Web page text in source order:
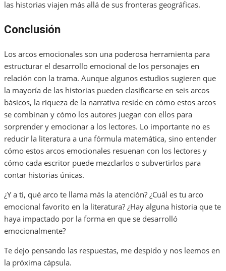
las historias viajen más allá de sus fronteras geográficas.
Conclusión
Los arcos emocionales son una poderosa herramienta para
estructurar el desarrollo emocional de los personajes en
relación con la trama. Aunque algunos estudios sugieren que
la mayoría de las historias pueden clasificarse en seis arcos
básicos, la riqueza de la narrativa reside en cómo estos arcos
se combinan y cómo los autores juegan con ellos para
sorprender y emocionar a los lectores. Lo importante no es
reducir la literatura a una fórmula matemática, sino entender
cómo estos arcos emocionales resuenan con los lectores y
cómo cada escritor puede mezclarlos o subvertirlos para
contar historias únicas.
¿Y a ti, qué arco te llama más la atención? ¿Cuál es tu arco
emocional favorito en la literatura? ¿Hay alguna historia que te
haya impactado por la forma en que se desarrolló
emocionalmente?
Te dejo pensando las respuestas, me despido y nos leemos en
la próxima cápsula.